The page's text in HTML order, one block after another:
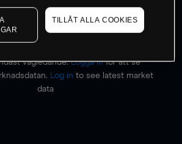
vägledande.Logga inför att se
Log in to see latest market
data
TILLÅT ALLA COOKIES